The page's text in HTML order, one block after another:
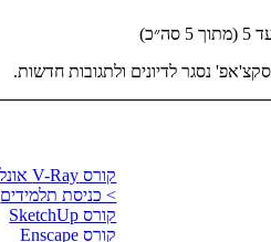
נסגר לדיונים ולתגובות חדשות.
קורס V-Ray אונליין
> כניסת תלמידים
קורס SketchUp
קורס Enscape